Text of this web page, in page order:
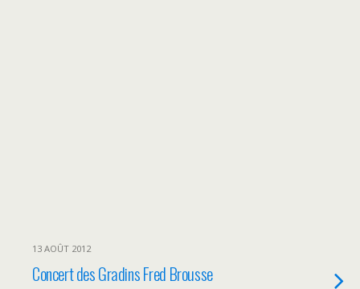
13 AOÛT 2012
Concert des Gradins Fred Brousse